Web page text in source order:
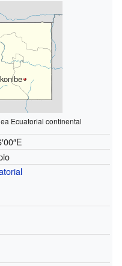
Ecuatorial continental